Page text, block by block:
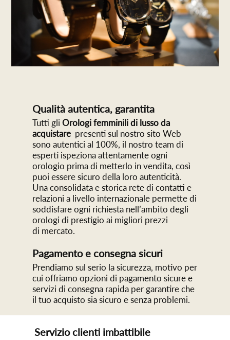
Qualità autentica, garantita
Tutti gli Orologi femminili di lusso da
acquistare presenti sul nostro sito Web
sono autentici al 100%, il nostro team di
esperti ispeziona attentamente ogni
orologio prima di metterlo in vendita, così
puoi essere sicuro della loro autenticità.
Una consolidata e storica rete di contatti e
relazioni a livello internazionale permette di
soddisfare ogni richiesta nell’ambito degli
orologi di prestigio ai migliori prezzi
di mercato.
Pagamento e consegna sicuri
Prendiamo sul serio la sicurezza, motivo per
cui offriamo opzioni di pagamento sicure e
servizi di consegna rapida per garantire che
il tuo acquisto sia sicuro e senza problemi.
Servizio clienti imbattibile